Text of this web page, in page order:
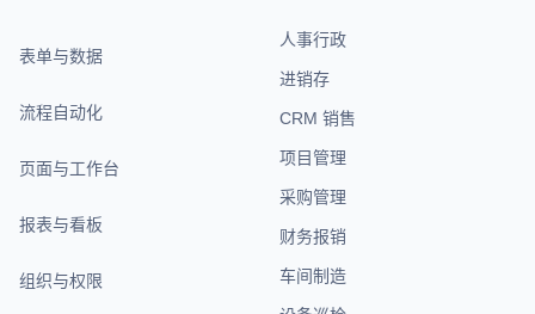
表单与数据
流程自动化
页面与工作台
报表与看板
组织与权限
人事行政
进销存
CRM 销售
项目管理
采购管理
财务报销
车间制造